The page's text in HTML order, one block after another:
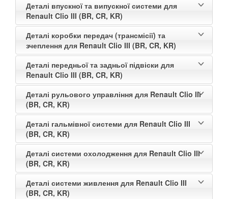
Деталі впускної та випускної системи для
Renault Clio III (BR, CR, KR)
Деталі коробки передач (трансмісії) та
зчеплення для Renault Clio III (BR, CR, KR)
Деталі передньої та задньої підвіски для
Renault Clio III (BR, CR, KR)
Деталі рульового управління для Renault Clio III
(BR, CR, KR)
Деталі гальмівної системи для Renault Clio III
(BR, CR, KR)
Деталі системи охолодження для Renault Clio III
(BR, CR, KR)
Деталі системи живлення для Renault Clio III
(BR, CR, KR)